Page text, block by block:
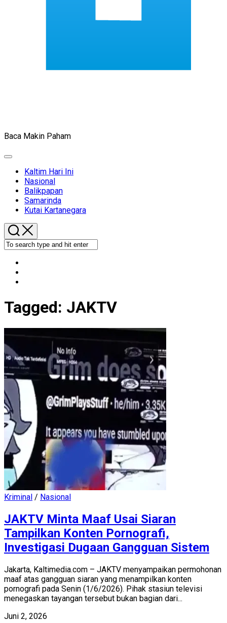
Baca Makin Paham
Expand
Kaltim Hari Ini
Nasional
Balikpapan
Samarinda
Kutai Kartanegara
Tagged: JAKTV
Kriminal / Nasional
JAKTV Minta Maaf Usai Siaran
Tampilkan Konten Pornografi,
Investigasi Dugaan Gangguan Sistem
Jakarta, Kaltimedia.com – JAKTV menyampaikan permohonan
maaf atas gangguan siaran yang menampilkan konten
pornografi pada Senin (1/6/2026). Pihak stasiun televisi
menegaskan tayangan tersebut bukan bagian dari...
Juni 2, 2026